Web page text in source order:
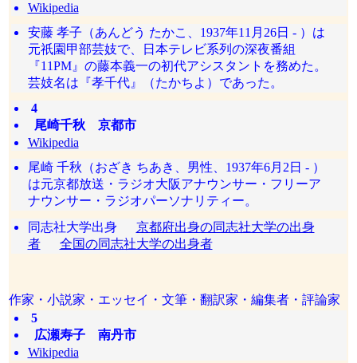
Wikipedia
安藤 孝子（あんどう たかこ、1937年11月26日 - ）は
元祇園甲部芸妓で、日本テレビ系列の深夜番組
『11PM』の藤本義一の初代アシスタントを務めた。
芸妓名は『孝千代』（たかちよ）であった。
4
尾崎千秋 京都市
Wikipedia
尾崎 千秋（おざき ちあき、男性、1937年6月2日 - ）
は元京都放送・ラジオ大阪アナウンサー・フリーア
ナウンサー・ラジオパーソナリティー。
同志社大学出身 京都府出身の同志社大学の出身
者
全国の同志社大学の出身者
作家・小説家・エッセイ・文筆・翻訳家・編集者・評論家
5
広瀬寿子 南丹市
Wikipedia